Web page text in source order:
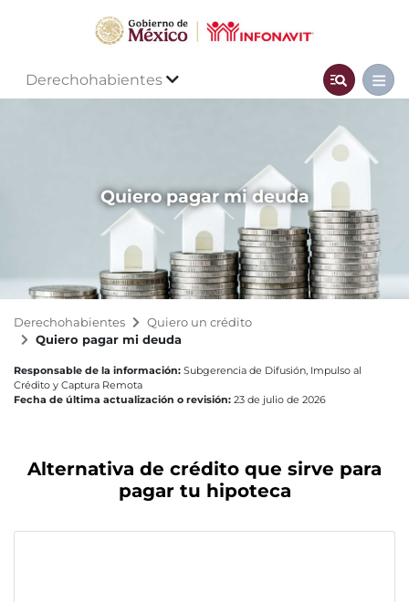
Derechohabientes
Quiero pagar mi deuda
Derechohabientes
Quiero un crédito
Quiero pagar mi deuda
Responsable de la información: Subgerencia de Difusión, Impulso al
Crédito y Captura Remota
Fecha de última actualización o revisión: 23 de julio de 2026
Alternativa de crédito que sirve para
pagar tu hipoteca